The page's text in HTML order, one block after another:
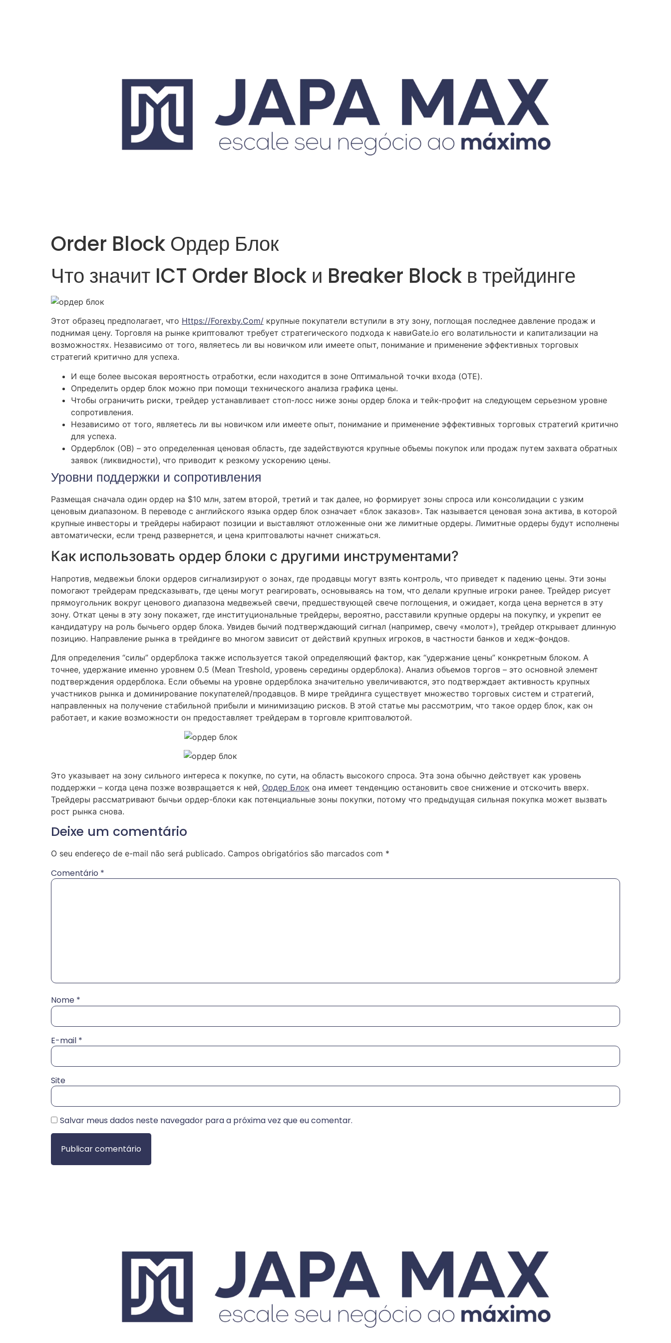
Order Block Ордер Блок
Что значит ICT Order Block и Breaker Block в трейдинге
Этот образец предполагает, что Https://forexby.com/ крупные покупатели вступили в эту зону, поглощая последнее давление продаж и
поднимая цену. Торговля на рынке криптовалют требует стратегического подхода к навиGate.io его волатильности и капитализации на
возможностях. Независимо от того, являетесь ли вы новичком или имеете опыт, понимание и применение эффективных торговых
стратегий критично для успеха.
И еще более высокая вероятность отработки, если находится в зоне Оптимальной точки входа (OTE).
Определить ордер блок можно при помощи технического анализа графика цены.
Чтобы ограничить риски, трейдер устанавливает стоп-лосс ниже зоны ордер блока и тейк-профит на следующем серьезном уровне
сопротивления.
Независимо от того, являетесь ли вы новичком или имеете опыт, понимание и применение эффективных торговых стратегий критично
для успеха.
Ордерблок (OB) – это определенная ценовая область, где задействуются крупные объемы покупок или продаж путем захвата обратных
заявок (ликвидности), что приводит к резкому ускорению цены.
Уровни поддержки и сопротивления
Размещая сначала один ордер на $10 млн, затем второй, третий и так далее, но формирует зоны спроса или консолидации с узким
ценовым диапазоном. В переводе с английского языка ордер блок означает «блок заказов». Так называется ценовая зона актива, в которой
крупные инвесторы и трейдеры набирают позиции и выставляют отложенные они же лимитные ордеры. Лимитные ордеры будут исполнены
автоматически, если тренд развернется, и цена криптовалюты начнет снижаться.
Как использовать ордер блоки с другими инструментами?
Напротив, медвежьи блоки ордеров сигнализируют о зонах, где продавцы могут взять контроль, что приведет к падению цены. Эти зоны
помогают трейдерам предсказывать, где цены могут реагировать, основываясь на том, что делали крупные игроки ранее. Трейдер рисует
прямоугольник вокруг ценового диапазона медвежьей свечи, предшествующей свече поглощения, и ожидает, когда цена вернется в эту
зону. Откат цены в эту зону покажет, где институциональные трейдеры, вероятно, расставили крупные ордеры на покупку, и укрепит ее
кандидатуру на роль бычьего ордер блока. Увидев бычий подтверждающий сигнал (например, свечу «молот»), трейдер открывает длинную
позицию. Направление рынка в трейдинге во многом зависит от действий крупных игроков, в частности банков и хедж-фондов.
Для определения “силы” ордерблока также используется такой определяющий фактор, как “удержание цены” конкретным блоком. А
точнее, удержание именно уровнем 0.5 (Mean Treshold, уровень середины ордерблока). Анализ объемов торгов – это основной элемент
подтверждения ордерблока. Если объемы на уровне ордерблока значительно увеличиваются, это подтверждает активность крупных
участников рынка и доминирование покупателей/продавцов. В мире трейдинга существует множество торговых систем и стратегий,
направленных на получение стабильной прибыли и минимизацию рисков. В этой статье мы рассмотрим, что такое ордер блок, как он
работает, и какие возможности он предоставляет трейдерам в торговле криптовалютой.
Это указывает на зону сильного интереса к покупке, по сути, на область высокого спроса. Эта зона обычно действует как уровень
поддержки – когда цена позже возвращается к ней, Ордер Блок она имеет тенденцию остановить свое снижение и отскочить вверх.
Трейдеры рассматривают бычьи ордер-блоки как потенциальные зоны покупки, потому что предыдущая сильная покупка может вызвать
рост рынка снова.
Deixe um comentário
O seu endereço de e-mail não será publicado. Campos obrigatórios são marcados com *
Comentário *
Nome *
E-mail *
Site
Salvar meus dados neste navegador para a próxima vez que eu comentar.